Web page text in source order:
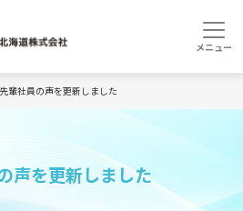
先輩社員の声を更新しました
声を更新しました